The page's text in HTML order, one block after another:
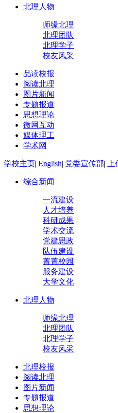
北理人物
师缘北理
北理团队
北理学子
校友风采
品读校报
阅读北理
图片新闻
专题报道
思想理论
微网互动
媒体理工
学术网
学校主页| English| 党委宣传部|
综合新闻
一流建设
人才培养
科研成果
学术交流
党建思政
队伍建设
菁菁校园
服务建设
大学文化
北理人物
师缘北理
北理团队
北理学子
校友风采
北理校报
阅读北理
图片新闻
专题报道
思想理论